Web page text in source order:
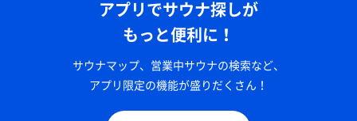
アプリでサウナ探しが
もっと便利に！
サウナマップ、営業中サウナの検索など、
アプリ限定の機能が盛りだくさん！